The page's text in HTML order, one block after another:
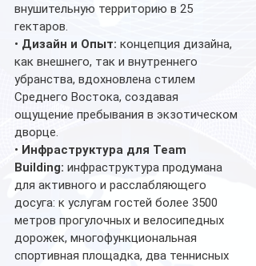
внушительную территорию в 25
гектаров.
• Дизайн и Опыт: концепция дизайна,
как внешнего, так и внутреннего
убранства, вдохновлена стилем
Среднего Востока, создавая
ощущение пребывания в экзотическом
дворце.
• Инфраструктура для Team
Building: инфраструктура продумана
для активного и расслабляющего
досуга: к услугам гостей более 3500
метров прогулочных и велосипедных
дорожек, многофункциональная
спортивная площадка, два теннисных